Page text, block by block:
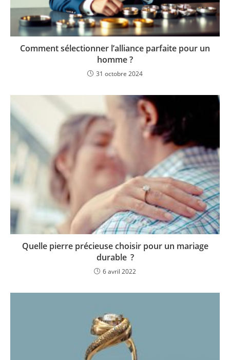
Comment sélectionner l’alliance parfaite pour un
homme ?
31 octobre 2024
Quelle pierre précieuse choisir pour un mariage
durable ?
6 avril 2022